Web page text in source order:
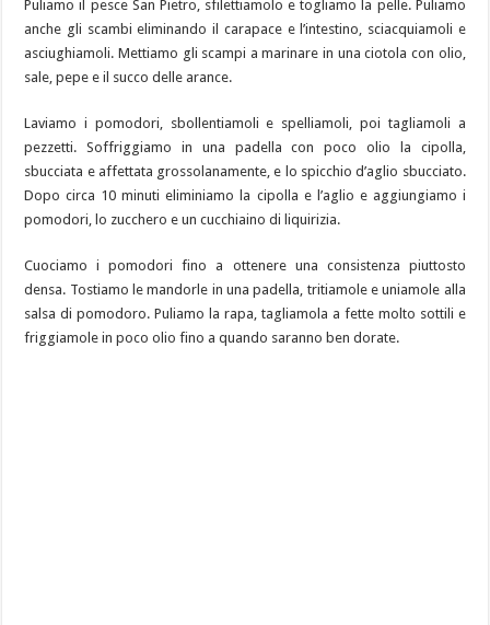
Puliamo il pesce San Pietro, sfilettiamolo e togliamo la pelle. Puliamo
anche gli scambi eliminando il carapace e l’intestino, sciacquiamoli e
asciughiamoli. Mettiamo gli scampi a marinare in una ciotola con olio,
sale, pepe e il succo delle arance.
Laviamo i pomodori, sbollentiamoli e spelliamoli, poi tagliamoli a
pezzetti. Soffriggiamo in una padella con poco olio la cipolla,
sbucciata e affettata grossolanamente, e lo spicchio d’aglio sbucciato.
Dopo circa 10 minuti eliminiamo la cipolla e l’aglio e aggiungiamo i
pomodori, lo zucchero e un cucchiaino di liquirizia.
Cuociamo i pomodori fino a ottenere una consistenza piuttosto
densa. Tostiamo le mandorle in una padella, tritiamole e uniamole alla
salsa di pomodoro. Puliamo la rapa, tagliamola a fette molto sottili e
friggiamole in poco olio fino a quando saranno ben dorate.